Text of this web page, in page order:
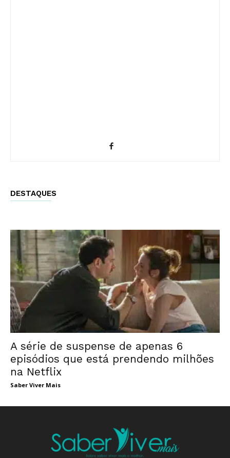
DESTAQUES
A série de suspense de apenas 6
episódios que está prendendo milhões
na Netflix
Saber Viver Mais